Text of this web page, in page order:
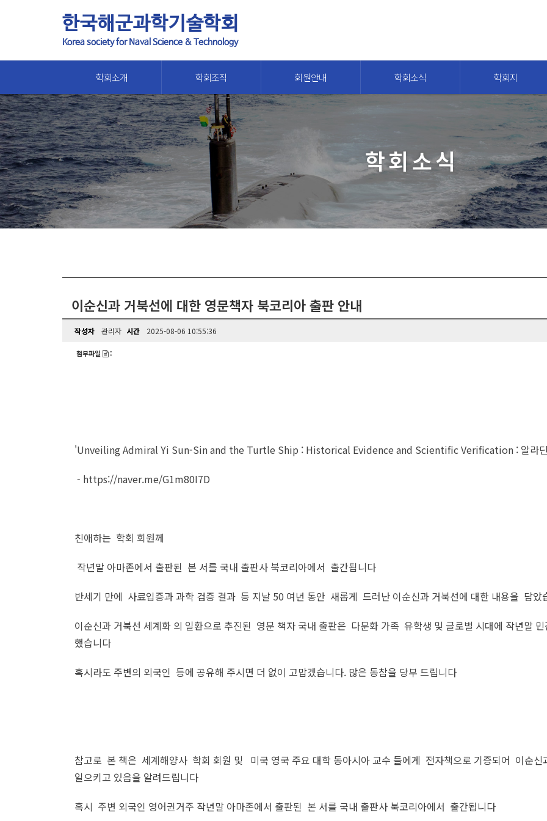
한국해군과학기술학회
Korea society for Naval Science & Technology
학회소개 학회조직 회원안내 학회소식 학회지
학회소식
이순신과 거북선에 대한 영문책자 북코리아 출판 안내
작성자 관리자 시간 2025-08-06 10:55:36
첨부파일 :
'Unveiling Admiral Yi Sun-Sin and the Turtle Ship : Historical Evidence and Scientific Verification : 알라딘
- https://naver.me/G1m80I7D​
친애하는 학회 회원께
작년말 아마존에서 출판된 본 서를 국내 출판사 북코리아에서 출간됩니다
반세기 만에 사료입증과 과학 검증 결과 등 지날 50 여년 동안 새롭게 드러난 이순신과 거북선에 대한 내용을 담았
이순신과 거북선 세계화 의 일환으로 추진된 영문 책자 국내 출판은 다문화 가족 유학생 및 글로벌 시대에 작년말
했습니다
혹시라도 주변의 외국인 등에 공유해 주시면 더 없이 고맙겠습니다. 많은 동참을 당부 드립니다
참고로 본 책은 세계해양사 학회 회원 및 미국 영국 주요 대학 동아시아 교수 들에게 전자책으로 기증되어 이순신
일으키고 있음을 알려드립니다
혹시 주변 외국인 영어귄거주 작년말 아마존에서 출판된 본 서를 국내 출판사 북코리아에서 출간됩니다